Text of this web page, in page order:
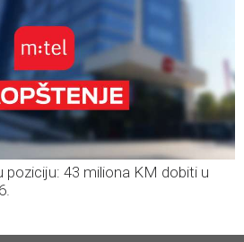
poziciju: 43 miliona KM dobiti u